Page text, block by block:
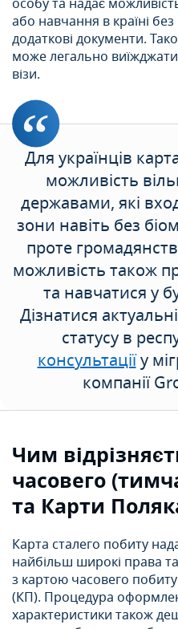
або навчання в країні
додаткові документи.
може легально виїжджати
візи.
Для українців
можливість
державами, які
зони навіть без
проте
можливість також
та навчатися у
Дізнатися
статусу в
консультаціїу
компанії
Чим
часовего
та Карти
Карта сталего побиту
найбільш широкі права
з картою часовего
(КП). Процедура
характеристики також